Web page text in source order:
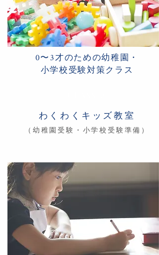
0〜3才のための幼稚園・
小学校受験対策クラス
わくわくキッズ教室
（幼稚園受験・小学校受験準備）